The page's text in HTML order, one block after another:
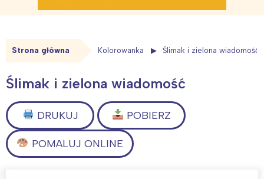
Strona główna Kolorowanka Ślimak i zielona wiadomość
Ślimak i zielona wiadomość
DRUKUJ POBIERZ
POMALUJ ONLINE